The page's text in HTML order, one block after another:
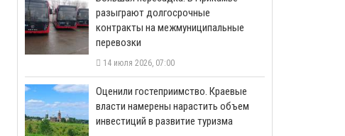
разыграют долгосрочные
контракты на межмуниципальные
перевозки
14 июля 2026, 07:00
Оценили гостеприимство. Краевые
власти намерены нарастить объем
инвестиций в развитие туризма